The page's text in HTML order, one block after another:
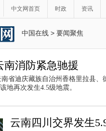
中文网首页 时政 资讯
中国在线 > 要闻聚焦
南消防紧急驰援
南省迪庆藏族自治州香格里拉县
地再次发生4.5级地震。
云南四川交界发生